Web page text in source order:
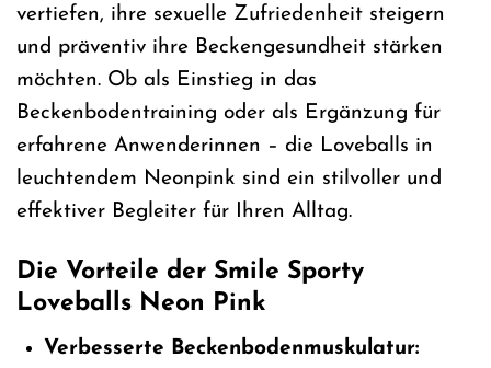
vertiefen, ihre sexuelle Zufriedenheit steigern
und präventiv ihre Beckengesundheit stärken
möchten. Ob als Einstieg in das
Beckenbodentraining oder als Ergänzung für
erfahrene Anwenderinnen – die Loveballs in
leuchtendem Neonpink sind ein stilvoller und
effektiver Begleiter für Ihren Alltag.
Die Vorteile der Smile Sporty
Loveballs Neon Pink
Verbesserte Beckenbodenmuskulatur: